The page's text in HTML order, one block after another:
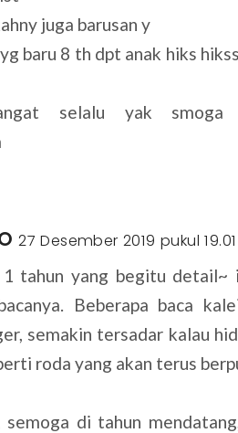
juga barusan y
baru 8 th dpt anak hiks
selalu yak smoga
27 Desember 2019 pukul 19.01
1 tahun yang begitu detail~
Beberapa baca
semakin tersadar kalau
roda yang akan terus
di tahun